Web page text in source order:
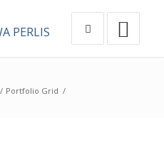
/ Portfolio Grid /